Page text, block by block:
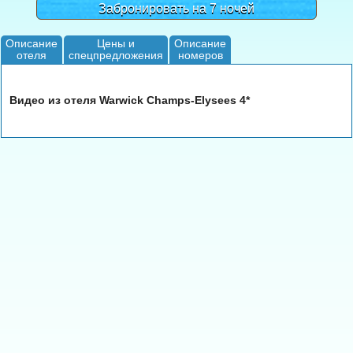
Забронировать на 7 ночей
Описание
отеля
Цены и
спецпредложения
Описание
номеров
Видео из отеля Warwick Champs-Elysees 4*